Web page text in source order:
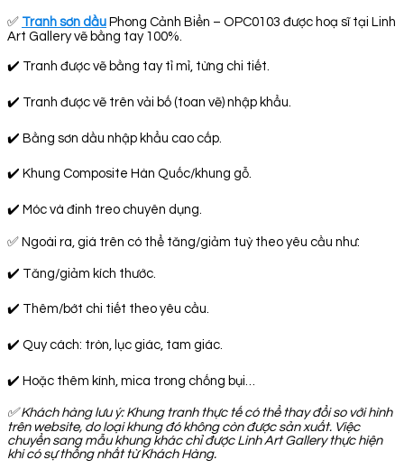
✅ Tranh sơn dầu Phong Cảnh Biển – OPC0103 được hoạ sĩ tại Linh
Art Gallery vẽ bằng tay 100%.
✔️ Tranh được vẽ bằng tay tỉ mỉ, từng chi tiết.
✔️ Tranh được vẽ trên vải bố (toan vẽ) nhập khẩu.
✔️ Bằng sơn dầu nhập khẩu cao cấp.
✔️ Khung Composite Hàn Quốc/khung gỗ.
✔️ Móc và đinh treo chuyên dụng.
✅ Ngoài ra, giá trên có thể tăng/giảm tuỳ theo yêu cầu như:
✔️ Tăng/giảm kích thước.
✔️ Thêm/bớt chi tiết theo yêu cầu.
✔️ Quy cách: tròn, lục giác, tam giác.
✔️ Hoặc thêm kính, mica trong chống bụi…
✅Khách hàng lưu ý: Khung tranh thực tế có thể thay đổi so với hình
trên website, do loại khung đó không còn được sản xuất. Việc
chuyển sang mẫu khung khác chỉ được Linh Art Gallery thực hiện
khi có sự thống nhất từ Khách Hàng.